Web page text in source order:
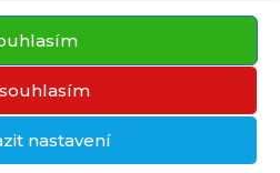
nastavení
osobních údajů